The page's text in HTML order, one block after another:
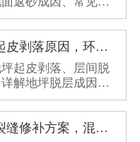
尘处理方案，解决
西安厂房地坪起皮剥落原因，环氧地坪脱层掉皮根治修复方案
起皮剥落、层间脱
解地坪脱层成因、
根治修复方案，杜
西安厂房地坪裂缝修补方案，混凝土地面细微裂纹、大开裂规范修复工艺